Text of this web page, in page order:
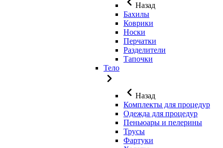
Назад
Бахилы
Коврики
Носки
Перчатки
Разделители
Тапочки
Тело
Назад
Комплекты для процедур
Одежда для процедур
Пеньюары и пелерины
Трусы
Фартуки